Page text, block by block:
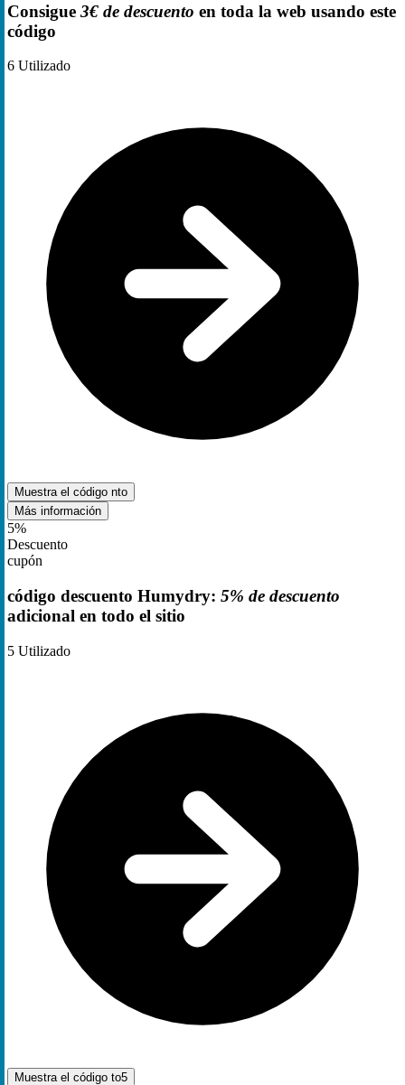
Consigue 3€ de descuento en toda la web usando este
código
6 Utilizado
Muestra el código nto
Más información
5%
Descuento
cupón
código descuento Humydry: 5% de descuento
adicional en todo el sitio
5 Utilizado
Muestra el código to5